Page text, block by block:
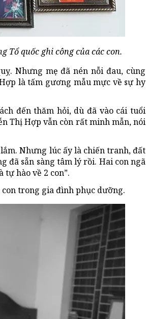
Tổ quốc ghi công của các con.
Nhưng mẹ đã nén nỗi đau, cùng
là tấm gương mẫu mực về sự hy
đến thăm hỏi, dù đã vào cái tuổi
Thị Hợp vẫn còn rất minh mẫn, nói
Nhưng lúc ấy là chiến tranh, đất
đã sẵn sàng tâm lý rồi. Hai con ngã
tự hào về 2 con”.
con trong gia đình phục dưỡng.